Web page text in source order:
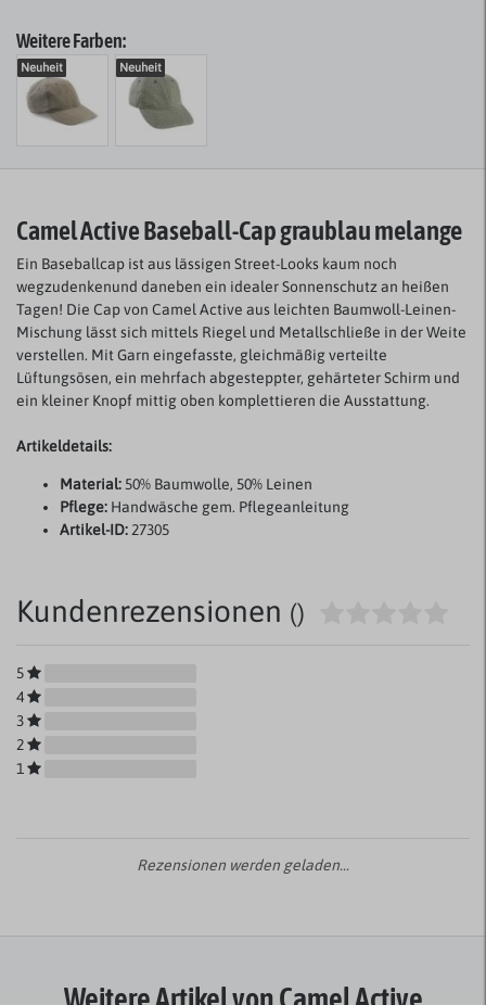
Weitere Farben:
Neuheit Neuheit
Camel ActiveBaseball-Cap graublau melange
Ein Baseballcap ist aus lässigen Street-Looks kaum noch
wegzudenkenund daneben ein idealer Sonnenschutz an heißen
Tagen! Die Cap von Camel Active aus leichten Baumwoll-Leinen-
Mischung lässt sich mittels Riegel und Metallschließe in der Weite
verstellen. Mit Garn eingefasste, gleichmäßig verteilte
Lüftungsösen, ein mehrfach abgesteppter, gehärteter Schirm und
ein kleiner Knopf mittig oben komplettieren die Ausstattung.
Artikeldetails:
Material:50% Baumwolle, 50% Leinen
Pflege: Handwäsche gem. Pflegeanleitung
Artikel-ID:27305
Kundenrezensionen ()
5
4
3
2
1
Rezensionen werden geladen...